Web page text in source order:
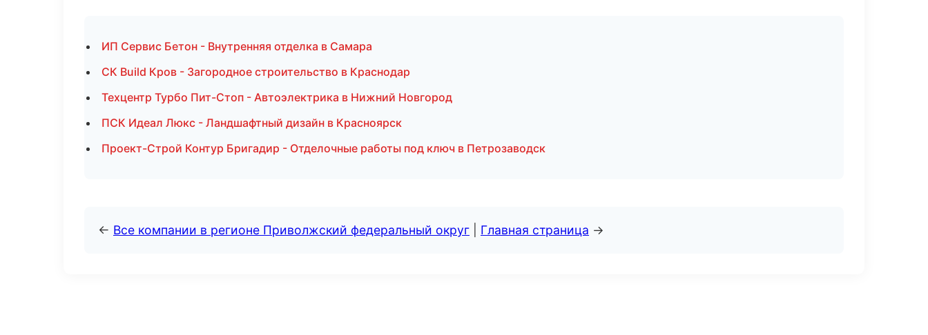
ИП Сервис Бетон - Внутренняя отделка в Самара
СК Build Кров - Загородное строительство в Краснодар
Техцентр Турбо Пит-Стоп - Автоэлектрика в Нижний Новгород
ПСК Идеал Люкс - Ландшафтный дизайн в Красноярск
Проект-Строй Контур Бригадир - Отделочные работы под ключ в Петрозаводск
← Все компании в регионе Приволжский федеральный округ Главная страница →